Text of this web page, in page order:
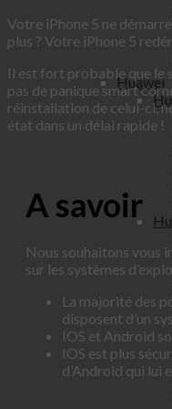
Huawei
Votre iPhone 5 ne
plus ? Votre iPhone 5
Il est fort probable que le
pas de panique smart
réinstallation de celui-ci,
état dans un délai rapide !
A savoir
Nous souhaitons vous
sur les systèmes
La majorité des
disposent d’un
IOS et Android
IOS est plus
d’Android qui lui